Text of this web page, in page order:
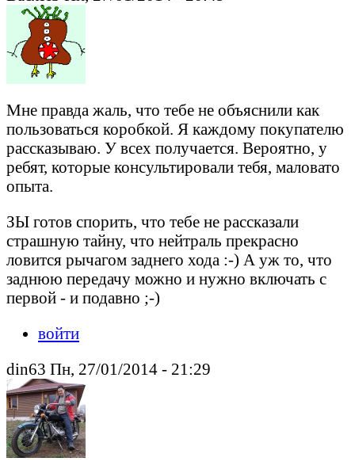
Мне правда жаль, что тебе не объяснили как
пользоваться коробкой. Я каждому покупателю
рассказываю. У всех получается. Вероятно, у
ребят, которые консультировали тебя, маловато
опыта.
ЗЫ готов спорить, что тебе не рассказали
страшную тайну, что нейтраль прекрасно
ловится рычагом заднего хода :-) А уж то, что
заднюю передачу можно и нужно включать с
первой - и подавно ;-)
войти
din63 Пн, 27/01/2014 - 21:29